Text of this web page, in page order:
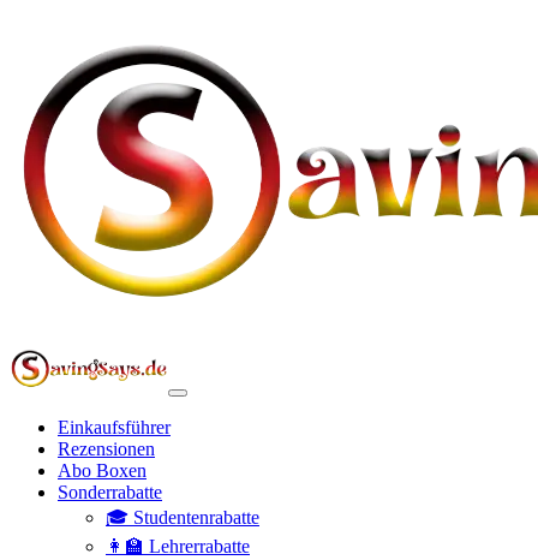
Einkaufsführer
Rezensionen
Abo Boxen
Sonderrabatte
🎓 Studentenrabatte
👩‍🏫 Lehrerrabatte